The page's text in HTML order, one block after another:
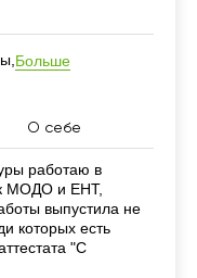
Больше
О себе
работаю в
к МОДО и ЕНТ,
выпустила не
которых есть
"С